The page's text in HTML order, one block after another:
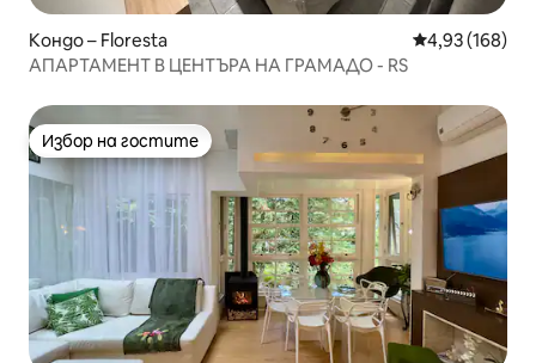
Кондо – Floresta Средна
4,93 (168)
АПАРТАМЕНТ В ЦЕНТЪРА НА ГРАМАДО - RS
Избор на гостите
Избор на гостите